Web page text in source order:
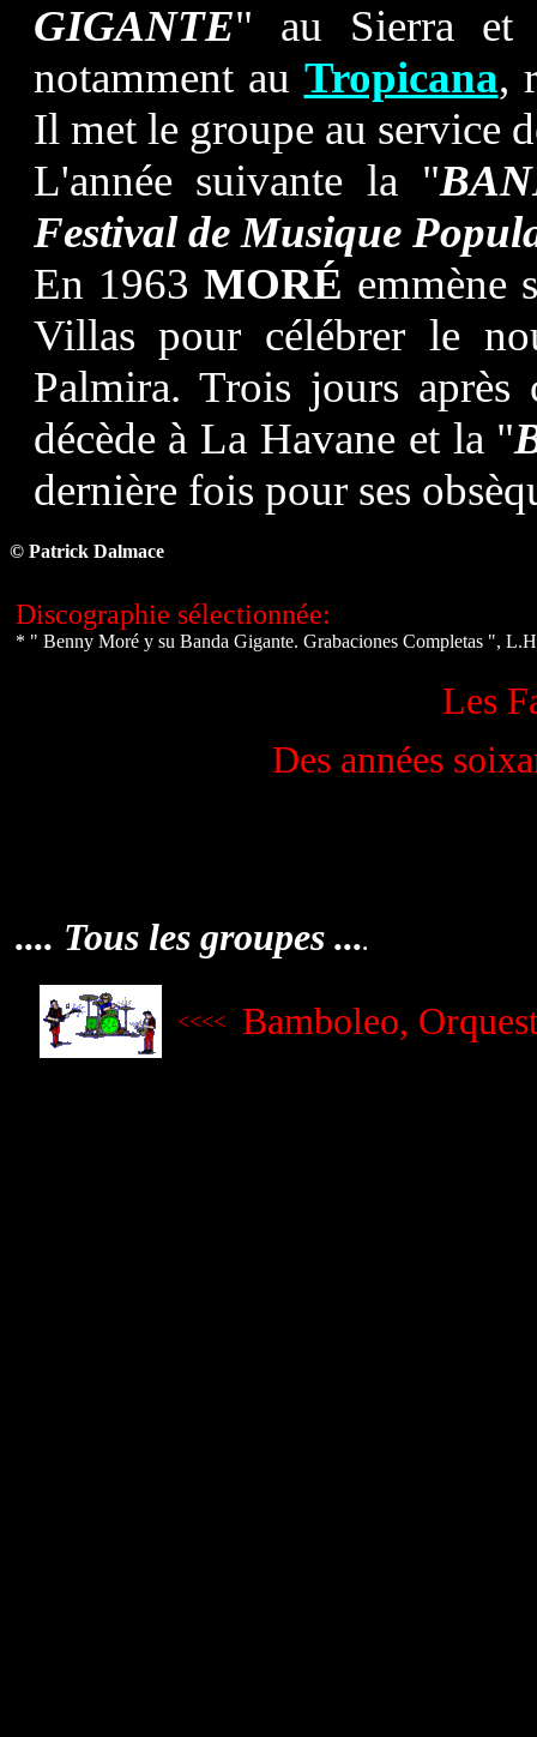
GIGANTE" au Sierra et
notamment au Tropicana,
Il met le groupe au service
L'année suivante la "
Festival de Musique
En 1963 MORÉ emmène
Villas pour célébrer le
Palmira. Trois jours après
décède à La Havane et la "
dernière fois pour ses
© Patrick Dalmace
Discographie sélectionnée:
* " Benny Moré y su Banda Gigante. Grabaciones Completas ",
Les
Des années
.... Tous les groupes ....
<<<< Bamboleo,